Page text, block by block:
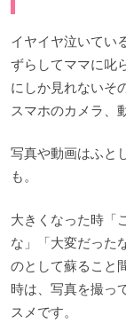
イヤイヤ泣いてい
ずらしてママに叱
にしか見れないそ
スマホのカメラ、
写真や動画はふと
も。
大きくなった時「
な」「大変だった
のとして蘇ること
時は、写真を撮っ
スメです。